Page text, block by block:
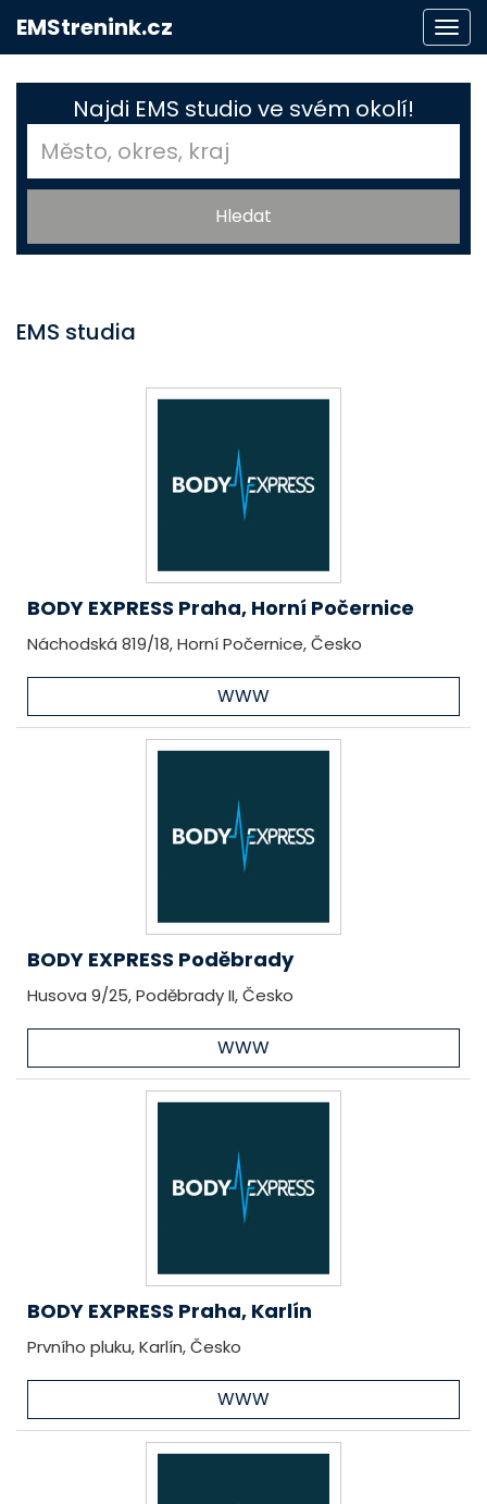
EMStrenink.cz
Najdi EMS studio ve svém okolí!
EMS studia
BODY EXPRESS Praha, Horní Počernice
Náchodská 819/18, Horní Počernice, Česko
WWW
BODY EXPRESS Poděbrady
Husova 9/25, Poděbrady II, Česko
WWW
BODY EXPRESS Praha, Karlín
Prvního pluku, Karlín, Česko
WWW